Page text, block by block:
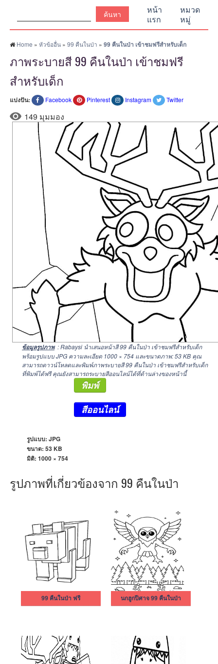
หน้า
แรก
หมวด
หมู่
Home » หัวข้ออื่น » 99 คืนในป่า » 99 คืนในป่า เข้าชมฟรีสำหรับเด็ก
ภาพระบายสี 99 คืนในป่า เข้าชมฟรี
สำหรับเด็ก
แบ่งปัน: Facebook Pinterest Instagram Twitter
149 มุมมอง
ข้อมูลรูปภาพ : Rabaysi นำเสนอหน้าสี 99 คืนในป่า เข้าชมฟรีสำหรับเด็ก
พร้อมรูปแบบ JPG ความละเอียด 1000 × 754 และขนาดภาพ: 53 KB คุณ
สามารถดาวน์โหลดและพิมพ์ภาพระบายสี 99 คืนในป่า เข้าชมฟรีสำหรับเด็ก
ที่พิมพ์ได้ฟรี คุณยังสามารถระบายสีออนไลน์ได้ที่ด้านล่างของหน้านี้
พิมพ์
สีออนไลน์
รูปแบบ: JPG
ขนาด: 53 KB
มิติ: 1000 × 754
รูปภาพที่เกี่ยวข้องจาก 99 คืนในป่า
99 คืนในป่า ฟรี นกฮูกปีศาจ 99 คืนในป่า